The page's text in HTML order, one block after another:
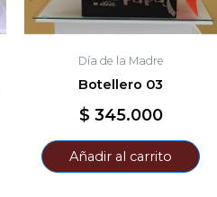
Día de la Madre
Botellero 03
$ 345.000
Añadir al carrito